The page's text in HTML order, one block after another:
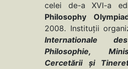
celei de-a XVI-a
Philosophy
2008. Instituţii
Internationale
Philosophie,
Cercetării şi